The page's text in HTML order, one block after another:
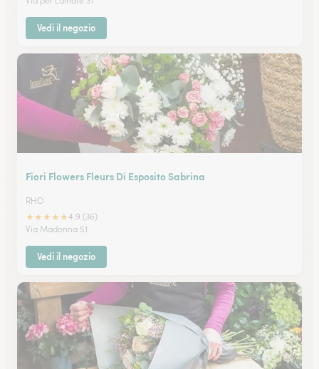
Vedi il negozio
Fiori Flowers Fleurs Di Esposito Sabrina
RHO
★★★★★4.9 (36)
Via Madonna 51
Vedi il negozio